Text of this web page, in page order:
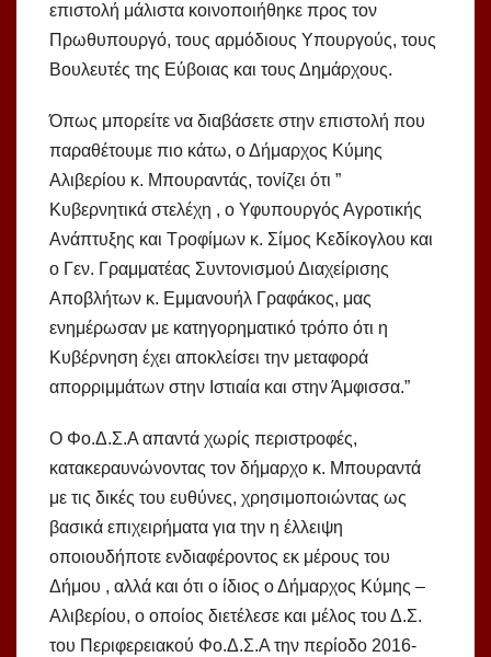
επιστολή μάλιστα κοινοποιήθηκε προς τον
Πρωθυπουργό, τους αρμόδιους Υπουργούς, τους
Βουλευτές της Εύβοιας και τους Δημάρχους.
Όπως μπορείτε να διαβάσετε στην επιστολή που
παραθέτουμε πιο κάτω, ο Δήμαρχος Κύμης
Αλιβερίου κ. Μπουραντάς, τονίζει ότι ”
Κυβερνητικά στελέχη , ο Υφυπουργός Αγροτικής
Ανάπτυξης και Τροφίμων κ. Σίμος Κεδίκογλου και
ο Γεν. Γραμματέας Συντονισμού Διαχείρισης
Αποβλήτων κ. Εμμανουήλ Γραφάκος, μας
ενημέρωσαν με κατηγορηματικό τρόπο ότι η
Κυβέρνηση έχει αποκλείσει την μεταφορά
απορριμμάτων στην Ιστιαία και στην Άμφισσα.”
Ο Φο.Δ.Σ.Α απαντά χωρίς περιστροφές,
κατακεραυνώνοντας τον δήμαρχο κ. Μπουραντά
με τις δικές του ευθύνες, χρησιμοποιώντας ως
βασικά επιχειρήματα για την η έλλειψη
οποιουδήποτε ενδιαφέροντος εκ μέρους του
Δήμου , αλλά και ότι ο ίδιος ο Δήμαρχος Κύμης –
Αλιβερίου, ο οποίος διετέλεσε και μέλος του Δ.Σ.
του Περιφερειακού Φο.Δ.Σ.Α την περίοδο 2016-